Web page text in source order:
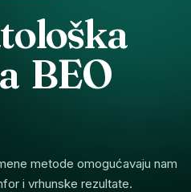
BEO
metode omogućavaju nam
i vrhunske rezultate.